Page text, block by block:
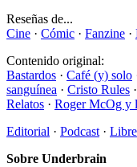
Reseñas de...
Cine · Cómic · Fanzine ·
Contenido original:
Bastardos · Café (y) solo
sanguínea · Cristo Rules ·
Relatos · Roger McOg y
Editorial · Podcast ·
Sobre Underbrain